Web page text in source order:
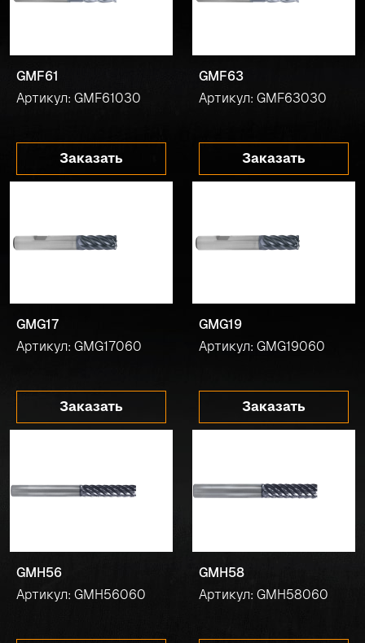
GMF61
Артикул: GMF61030
Заказать
GMF63
Артикул: GMF63030
Заказать
GMG17
Артикул: GMG17060
Заказать
GMG19
Артикул: GMG19060
Заказать
GMH56
Артикул: GMH56060
GMH58
Артикул: GMH58060